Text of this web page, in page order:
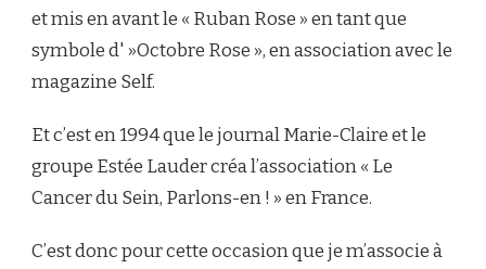
et mis en avant le « Ruban Rose » en tant que
symbole d' »Octobre Rose », en association avec le
magazine Self.
Et c’est en 1994 que le journal Marie-Claire et le
groupe Estée Lauder créa l’association « Le
Cancer du Sein, Parlons-en ! » en France.
C’est donc pour cette occasion que je m’associe à